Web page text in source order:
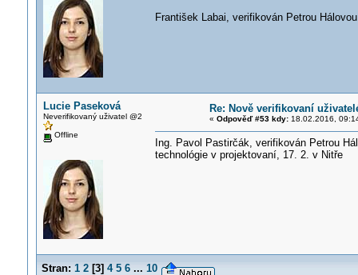
František Labai, verifikován Petrou
Lucie Paseková
Neverifikovaný uživatel @2
Offline
Re: Nově verifikovaní
« Odpověď #53 kdy:18.02.2016,
Ing. Pavol Pastirčák, verifikován Petrou
technológie v projektovaní, 17. 2. v Nitře
Stran: 1 2[3] 4 5 6 ... 10